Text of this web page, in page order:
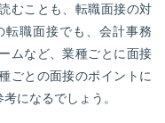
むことも、転職面接の対
職面接でも、会計事務
ムなど、業種ごとに面接
ごとの面接のポイントに
になるでしょう。